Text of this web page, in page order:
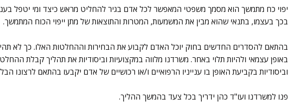
יפוי כח מתמשך הוא מסמך משפטי המאפשר לכל אדם בגיר להחליט מראש כיצד ומי יטפל
בכך בעצמו, בתנאי שהוא מבין את המשמעות, המטרות והתוצאות של מתן ייפוי הכוח המתמשך.
בהתאם להסדרים החדשים בחוק יוכל האדם לקבוע את הבחירות וההחלטות האלו. כך לא
באופן עצמאי ולהיות תלוי באחר. משרדנו מלווה במקצועיות וביסודיות את תהליך קבלת
וביסודיות בקביעת האופן בו ענייניו הרפואיים ו/או רכושיים של אדם יקבעו בהתאם לרצונו
פנו למשרדנו ועו"ד כהן ידריך בכל צעד בהמשך ההליך.